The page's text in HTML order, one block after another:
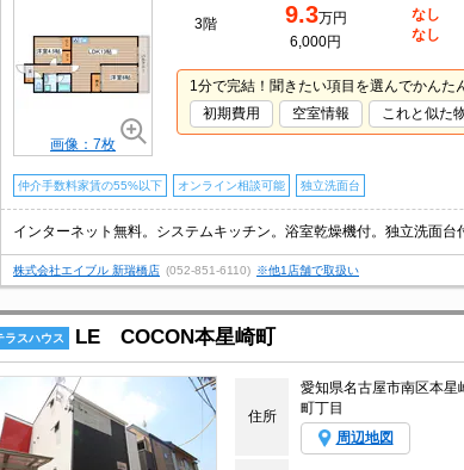
画像：7枚
3階 9.3万円
6,000円
なし
なし
1分で完結！聞きたい項目を選んでかんた
初期費用
空室情報 これと似た
仲介手数料家賃の55%以下 オンライン相談可能 独立洗面台
株式会社エイブル 新瑞橋店 (052-851-6110) ※他1店舗で取扱い
ラスハウス LE COCON本星崎町
住所
愛知県名古屋市南区本星
町丁目
周辺地図